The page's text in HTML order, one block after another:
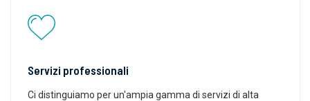
Servizi professionali
Ci distinguiamo per un'ampia gamma di servizi di alta